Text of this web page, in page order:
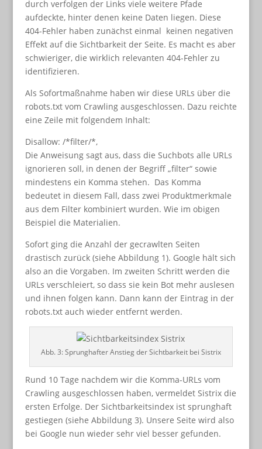
durch verfolgen der Links viele weitere Pfade
aufdeckte, hinter denen keine Daten liegen. Diese
404-Fehler haben zunächst einmal keinen negativen
Effekt auf die Sichtbarkeit der Seite. Es macht es aber
schwieriger, die wirklich relevanten 404-Fehler zu
identifizieren.
Als Sofortmaßnahme haben wir diese URLs über die
robots.txt vom Crawling ausgeschlossen. Dazu reichte
eine Zeile mit folgendem Inhalt:
Disallow: /*filter/*,
Die Anweisung sagt aus, dass die Suchbots alle URLs
ignorieren soll, in denen der Begriff „filter“ sowie
mindestens ein Komma stehen. Das Komma
bedeutet in diesem Fall, dass zwei Produktmerkmale
aus dem Filter kombiniert wurden. Wie im obigen
Beispiel die Materialien.
Sofort ging die Anzahl der gecrawlten Seiten
drastisch zurück (siehe Abbildung 1). Google hält sich
also an die Vorgaben. Im zweiten Schritt werden die
URLs verschleiert, so dass sie kein Bot mehr auslesen
und ihnen folgen kann. Dann kann der Eintrag in der
robots.txt auch wieder entfernt werden.
Abb. 3: Sprunghafter Anstieg der Sichtbarkeit bei Sistrix
Rund 10 Tage nachdem wir die Komma-URLs vom
Crawling ausgeschlossen haben, vermeldet Sistrix die
ersten Erfolge. Der Sichtbarkeitsindex ist sprunghaft
gestiegen (siehe Abbildung 3). Unsere Seite wird also
bei Google nun wieder sehr viel besser gefunden.